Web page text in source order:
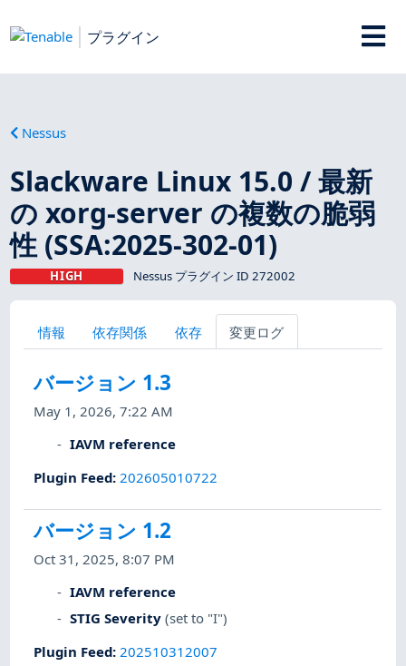
プラグイン
Nessus
Slackware Linux 15.0 / 最新
の xorg-server の複数の脆弱
性 (SSA:2025-302-01)
HIGH Nessus プラグイン ID 272002
情報 依存関係 依存 変更ログ
バージョン 1.3
May 1, 2026, 7:22 AM
IAVM reference
Plugin Feed: 202605010722
バージョン 1.2
Oct 31, 2025, 8:07 PM
IAVM reference
STIG Severity (set to "I")
Plugin Feed: 202510312007